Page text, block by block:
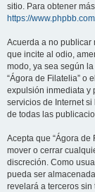
sitio. Para obtener
https://
Acuerda a no publicar
que incite al odio,
modo, ya sea según
“Ágora de Filatelia” o
expulsión inmediata y
servicios de Internet
de todas las
Acepta que “Ágora de
mover o cerrar
discreción. Como
pueda ser
revelará a terceros sin